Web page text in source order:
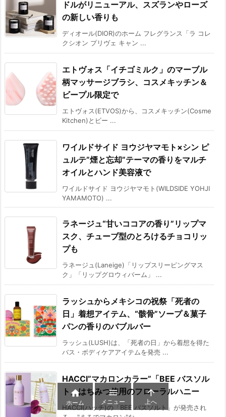
ドルがリニューアル、スズランやローズ
の新しい香りも
ディオール(DIOR)のホーム フレグランス「ラ コレ
クシオン プリヴェ キャン ...
エトヴォス「イチゴミルク」のマーブル
柄マッサージブラシ、コスメキッチン＆
ビープル限定で
エトヴォス(ETVOS)から、コスメキッチン(Cosme
Kitchen)とビー ...
ワイルドサイド ヨウジヤマモト×シン ピ
ュルテ”煙と忘却”テーマの香りをマルチ
オイルとハンド美容液で
ワイルドサイド ヨウジヤマモト(WILDSIDE YOHJI
YAMAMOTO) ...
ラネージュ“甘いココアの香り”リップマ
スク、チューブ型のとろけるチョコリッ
プも
ラネージュ(Laneige)「リップスリーピングマス
ク」「リップグロウィバーム」 ...
ラッシュからメキシコの祝祭「死者の
日」着想アイテム、“骸骨”ソープ＆菓子
パンの香りのバブルバー
ラッシュ(LUSH)は、「死者の日」から着想を得た
バス・ボディケアアイテムを発売 ...
HACCI”マカロンカラー”「BEE バスソル
ト」はちみつ使用のフローラルハニー
HACCI(ハッチ)の「BEE バスソルト」が発売され

ホーム

メニュー

上へ